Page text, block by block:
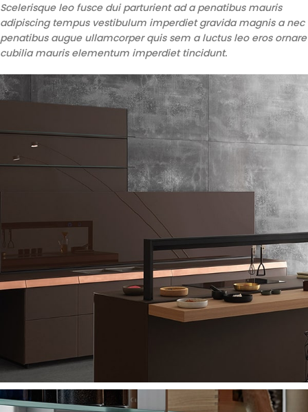
Scelerisque leo fusce dui parturient ad a penatibus mauris
adipiscing tempus vestibulum imperdiet gravida magnis a nec
penatibus augue ullamcorper quis sem a luctus leo eros ornare
cubilia mauris elementum imperdiet tincidunt.